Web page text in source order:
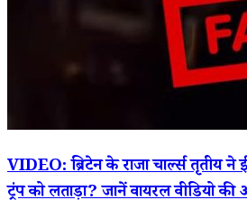
VIDEO: ब्रिटेन के राजा चार्ल्स तृतीय
ट्रंप को लताड़ा? जानें वायरल वीडियो